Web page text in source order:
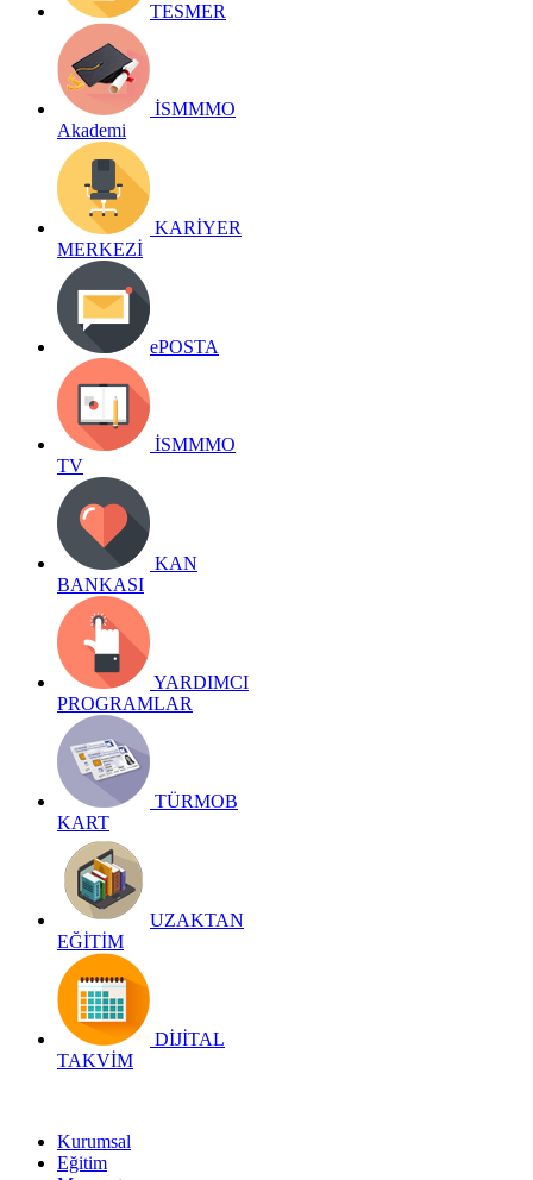
TESMER
İSMMMO
Akademi
KARİYER
MERKEZİ
ePOSTA
İSMMMO
TV
KAN
BANKASI
YARDIMCI
PROGRAMLAR
TÜRMOB
KART
UZAKTAN
EĞİTİM
DİJİTAL
TAKVİM
Kurumsal
Eğitim